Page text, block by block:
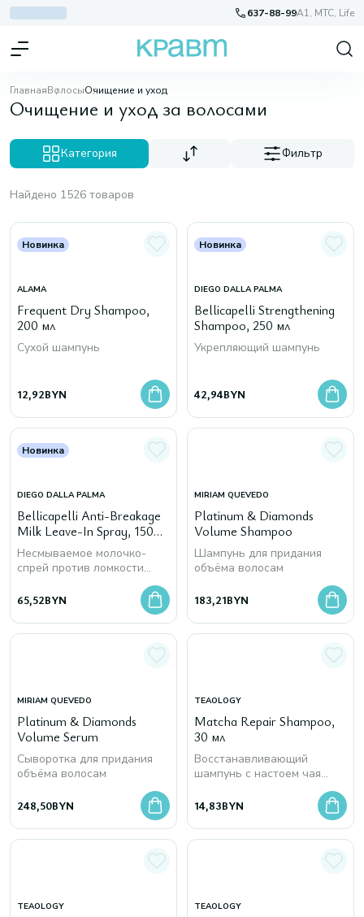
637-88-99A1, МТС, Life
ГлавнаяВолосыОчищение и уход
Очищение и уход за волосами
Категория Фильтр
Найдено 1526 товаров
Новинка
ALAMA
Frequent Dry Shampoo,
200 мл
Сухой шампунь
12,92BYN
Новинка
DIEGO DALLA PALMA
Bellicapelli Strengthening
Shampoo, 250 мл
Укрепляющий шампунь
42,94BYN
Новинка
DIEGO DALLA PALMA
Bellicapelli Anti-Breakage
Milk Leave-In Spray, 150
мл
Несмываемое молочко-
спрей против ломкости
65,52BYN
MIRIAM QUEVEDO
Platinum & Diamonds
Volume Shampoo
Шампунь для придания
объёма волосам
183,21BYN
MIRIAM QUEVEDO
Platinum & Diamonds
Volume Serum
Сыворотка для придания
объёма волосам
248,50BYN
TEAOLOGY
Matcha Repair Shampoo,
30 мл
Восстанавливающий
шампунь с настоем чая
гиалуроновой кислотой
14,83BYN
TEAOLOGY TEAOLOGY